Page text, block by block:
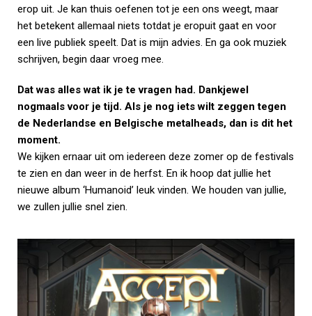
erop uit. Je kan thuis oefenen tot je een ons weegt, maar
het betekent allemaal niets totdat je eropuit gaat en voor
een live publiek speelt. Dat is mijn advies. En ga ook muziek
schrijven, begin daar vroeg mee.
Dat was alles wat ik je te vragen had. Dankjewel
nogmaals voor je tijd. Als je nog iets wilt zeggen tegen
de Nederlandse en Belgische metalheads, dan is dit het
moment.
We kijken ernaar uit om iedereen deze zomer op de festivals
te zien en dan weer in de herfst. En ik hoop dat jullie het
nieuwe album ‘Humanoid’ leuk vinden. We houden van jullie,
we zullen jullie snel zien.